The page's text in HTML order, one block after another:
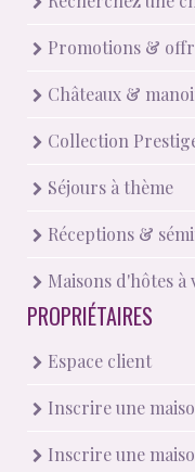
Promotions &
Châteaux &
Collection
Séjours à thème
Réceptions &
Maisons d'hôtes à
PROPRIÉTAIRES
Espace client
Inscrire une
Inscrire une